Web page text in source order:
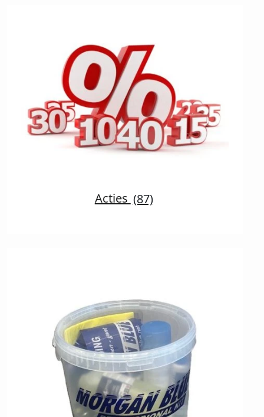
Acties (87)